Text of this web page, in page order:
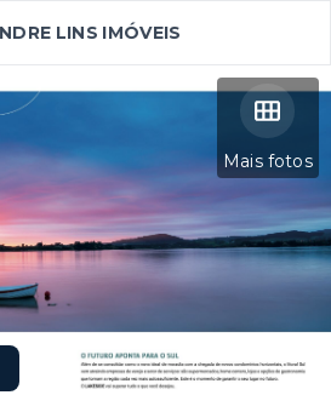
LINS IMÓVEIS
Mais fotos